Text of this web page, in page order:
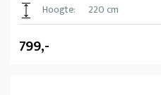
Hoogte:
220 cm
799,-